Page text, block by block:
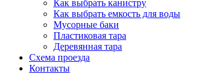
Как выбрать канистру
Как выбрать емкость для воды
Мусорные баки
Пластиковая тара
Деревянная тара
Схема проезда
Контакты